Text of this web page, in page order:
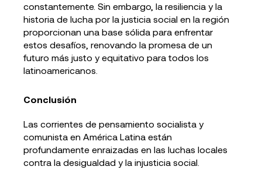
constantemente. Sin embargo, la resiliencia y la
historia de lucha por la justicia social en la región
proporcionan una base sólida para enfrentar
estos desafíos, renovando la promesa de un
futuro más justo y equitativo para todos los
latinoamericanos.
Conclusión
Las corrientes de pensamiento socialista y
comunista en América Latina están
profundamente enraizadas en las luchas locales
contra la desigualdad y la injusticia social.